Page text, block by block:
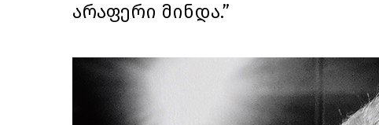
არაფერი მინდა.”